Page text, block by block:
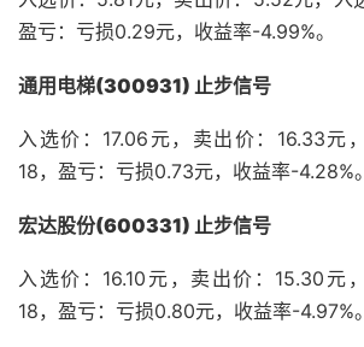
盈亏：亏损0.29元，收益率-4.99%。
通用电梯(300931) 止步信号
入选价：17.06元，卖出价：16.33元
18，盈亏：亏损0.73元，收益率-4.28%。
宏达股份(600331) 止步信号
入选价：16.10元，卖出价：15.30元
18，盈亏：亏损0.80元，收益率-4.97%。